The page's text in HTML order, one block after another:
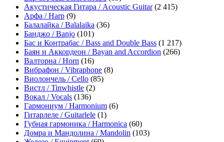
Акустическая Гитара / Acoustic Guitar(2 415)
Арфа / Harp (9)
Балалайка / Balalaika (36)
Банджо / Banjo (101)
Бас и Контрабас / Bass and Double Bass (1 217)
Баян и Аккордеон / Bayan and Accordion (266)
Валторна / Horn (16)
Вибрафон / Vibraphone (8)
Виолончель / Cello (85)
Вистл / Tinwhistle (2)
Вокал / Vocals (136)
Гармониум / Harmonium (6)
Гитарлеле / Guitarlele (1)
Губная гармоника / Harmonica (60)
Домра и Мандолина / Mandolin (103)